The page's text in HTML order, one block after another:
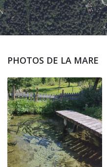
PHOTOS DE LA MARE